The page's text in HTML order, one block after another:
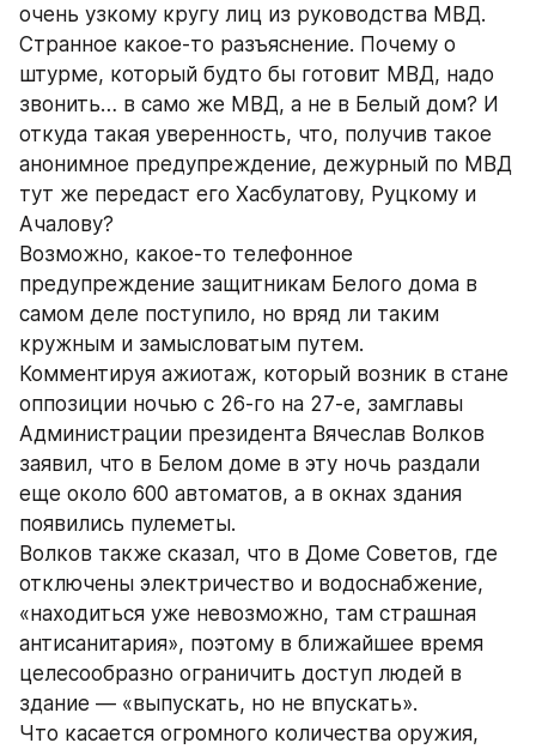
очень узкому кругу лиц из руководства МВД.
Странное какое-то разъяснение. Почему о
штурме, который будто бы готовит МВД, надо
звонить… в само же МВД, а не в Белый дом? И
откуда такая уверенность, что, получив такое
анонимное предупреждение, дежурный по МВД
тут же передаст его Хасбулатову, Руцкому и
Ачалову?
Возможно, какое-то телефонное
предупреждение защитникам Белого дома в
самом деле поступило, но вряд ли таким
кружным и замысловатым путем.
Комментируя ажиотаж, который возник в стане
оппозиции ночью с 26-го на 27-е, замглавы
Администрации президента Вячеслав Волков
заявил, что в Белом доме в эту ночь раздали
еще около 600 автоматов, а в окнах здания
появились пулеметы.
Волков также сказал, что в Доме Советов, где
отключены электричество и водоснабжение,
«находиться уже невозможно, там страшная
антисанитария», поэтому в ближайшее время
целесообразно ограничить доступ людей в
здание — «выпускать, но не впускать».
Что касается огромного количества оружия,